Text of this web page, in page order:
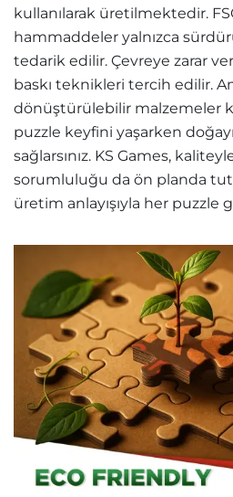
kullanılarak üretilmektedir.
hammaddeler yalnızca
tedarik edilir. Çevreye zarar
baskı teknikleri tercih edilir.
dönüştürülebilir malzemeler
puzzle keyfini yaşarken
sağlarsınız. KS Games,
sorumluluğu da ön planda
üretim anlayışıyla her puzzle